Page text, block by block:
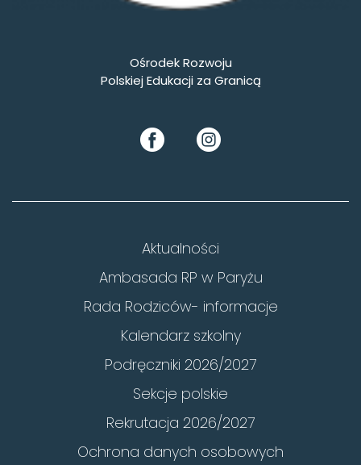
Ośrodek Rozwoju
Polskiej Edukacji za Granicą
Aktualności
Ambasada RP w Paryżu
Rada Rodziców- informacje
Kalendarz szkolny
Podręczniki 2026/2027
Sekcje polskie
Rekrutacja 2026/2027
Ochrona danych osobowych